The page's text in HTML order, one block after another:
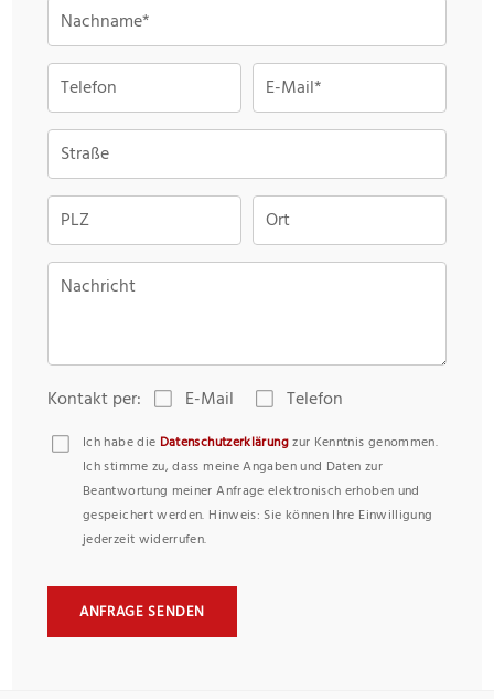
Nachname*
Telefon E-Mail*
Straße
PLZ Ort
Nachricht
Kontakt per: E-Mail Telefon
Ich habe die Datenschutzerklärungzur Kenntnis genommen.
Ich stimme zu, dass meine Angaben und Daten zur
Beantwortung meiner Anfrage elektronisch erhoben und
gespeichert werden. Hinweis: Sie können Ihre Einwilligung
jederzeit widerrufen.
ANFRAGE SENDEN